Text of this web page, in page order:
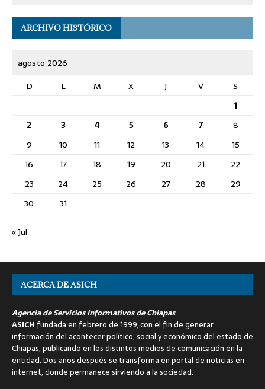
ARCHIVO HISTÓRICO
agosto 2026
D
L M X J V
S
1
2
3 4 5 6 7
8
9
10 11 12 13 14
15
16
17 18 19 20 21
22
23
24 25 26 27 28
29
30
31
« Jul
ACERCA DE ASICH
Agencia de Servicios Informativos de Chiapas
ASICH fundada en febrero de 1999, con el fin de generar
información del acontecer político, social y económico del estado de
Chiapas, publicando en los distintos medios de comunicación en la
entidad. Dos años después se transforma en portal de noticias en
internet, donde permanece sirviendo a la sociedad.